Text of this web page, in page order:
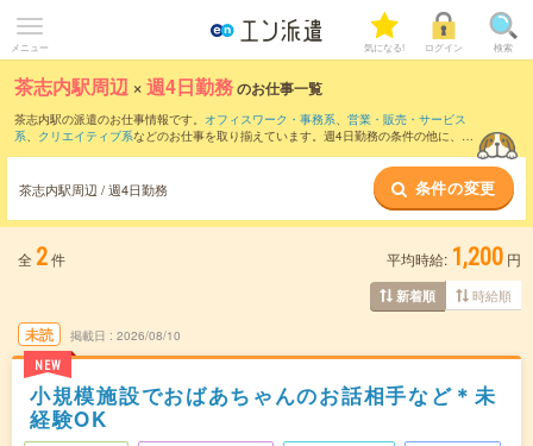
メニュー 気になる! ログイン 検索
茶志内駅周辺 ×週4日勤務のお仕事一覧
茶志内駅の派遣のお仕事情報です。 オフィスワーク・事務系、 営業・販売・サービス
系、 クリエイティブ系などのお仕事を取り揃えています。週4日勤務の条件の他に、 交
茶志内駅周辺 / 週4日勤務 条件の変更
全 2件 平均時給: 1,200 円
新着順 時給順
未読
NEW
掲載日 2026/08/10
小規模施設でおばあちゃんのお話相手など＊未
経験OK